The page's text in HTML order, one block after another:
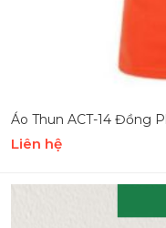
Áo Thun ACT-14 Đồng
Liên hệ